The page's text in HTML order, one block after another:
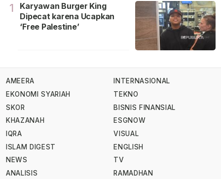
1
Karyawan Burger King
Dipecat karena Ucapkan
‘Free Palestine’
AMEERA
EKONOMI SYARIAH
SKOR
KHAZANAH
IQRA
ISLAM DIGEST
NEWS
ANALISIS
INTERNASIONAL
TEKNO
BISNIS FINANSIAL
ESGNOW
VISUAL
ENGLISH
TV
RAMADHAN